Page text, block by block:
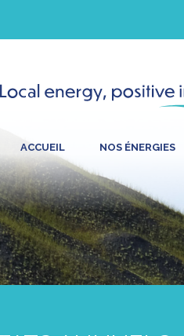
ACCUEIL NOS ÉNERGIES